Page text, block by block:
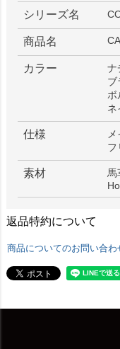
シリーズ名
商品名
カラー
ナ
ブ
ボ
ネ
仕様
フ
素材
馬
返品特約について
商品についてのお問い合わ